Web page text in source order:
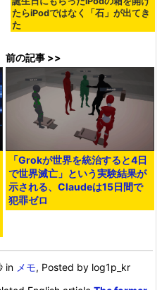
たらiPodではなく「石」が出てき
た
前の記事 >>
「Grokが世界を統治すると4日
で世界滅亡」という実験結果が
示される、Claudeは15日間で
犯罪ゼロ
in メモ, Posted by log1p_kr